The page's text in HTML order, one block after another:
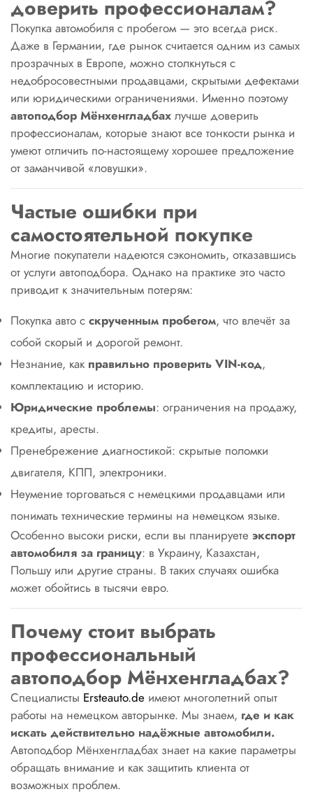
доверить профессионалам?
Покупка автомобиля с пробегом — это всегда риск.
Даже в Германии, где рынок считается одним из самых
прозрачных в Европе, можно столкнуться с
недобросовестными продавцами, скрытыми дефектами
или юридическими ограничениями. Именно поэтому
автоподбор Мёнхенгладбах лучше доверить
профессионалам, которые знают все тонкости рынка и
умеют отличить по-настоящему хорошее предложение
от заманчивой «ловушки».
Частые ошибки при
самостоятельной покупке
Многие покупатели надеются сэкономить, отказавшись
от услуги автоподбора. Однако на практике это часто
приводит к значительным потерям:
Покупка авто с скрученным пробегом, что влечёт за
собой скорый и дорогой ремонт.
Незнание, как правильно проверить VIN-код,
комплектацию и историю.
Юридические проблемы: ограничения на продажу,
кредиты, аресты.
Пренебрежение диагностикой: скрытые поломки
двигателя, КПП, электроники.
Неумение торговаться с немецкими продавцами или
понимать технические термины на немецком языке.
Особенно высоки риски, если вы планируете экспорт
автомобиля за границу: в Украину, Казахстан,
Польшу или другие страны. В таких случаях ошибка
может обойтись в тысячи евро.
Почему стоит выбрать
профессиональный
автоподбор Мёнхенгладбах?
Специалисты Ersteauto.de имеют многолетний опыт
работы на немецком авторынке. Мы знаем, где и как
искать действительно надёжные автомобили.
Автоподбор Мёнхенгладбах знает на какие параметры
обращать внимание и как защитить клиента от
возможных проблем.